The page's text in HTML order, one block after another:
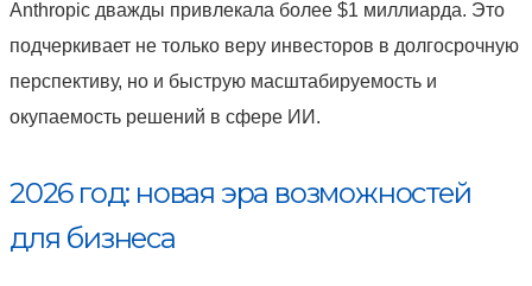
Anthropic дважды привлекала более $1 миллиарда. Это
подчеркивает не только веру инвесторов в долгосрочную
перспективу, но и быструю масштабируемость и
окупаемость решений в сфере ИИ.
2026 год: новая эра возможностей
для бизнеса